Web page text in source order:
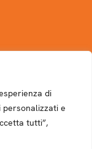
di
e
tutti”,